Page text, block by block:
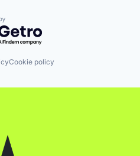
by Getro.com
Cookie policy